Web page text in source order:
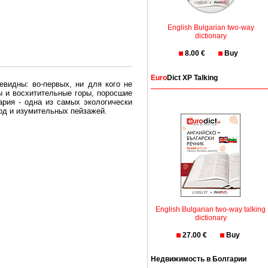
во-первых, ни для кого не
и восхитительные горы, поросшие
- одна из самых экологически
и изумительных пейзажей.
English Bulgarian two-way
dictionary
8.00 € Buy
EuroDict XP Talking
English Bulgarian two-way talking
dictionary
27.00 € Buy
Недвижимость в Болгарии